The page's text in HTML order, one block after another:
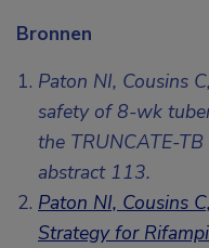
Bronnen
Paton NI, Cousins
safety of 8-wk
the TRUNCATE-
abstract 113.
Paton NI, Cousins
Strategy for